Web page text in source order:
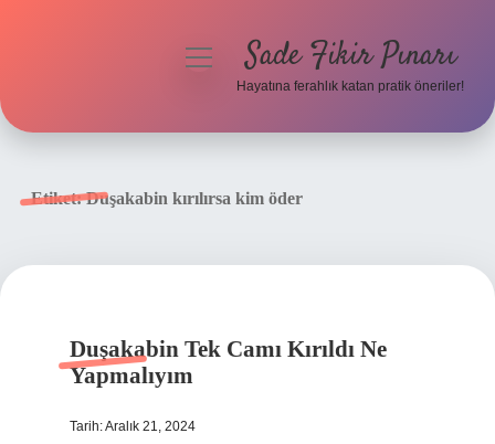
menüyüSade Fikir Pınarı
Hayatına ferahlık katan pratik öneriler!
Etiket:Duşakabin kırılırsa kim öder
Duşakabin Tek Camı Kırıldı Ne
Yapmalıyım
Tarih: Aralık 21, 2024